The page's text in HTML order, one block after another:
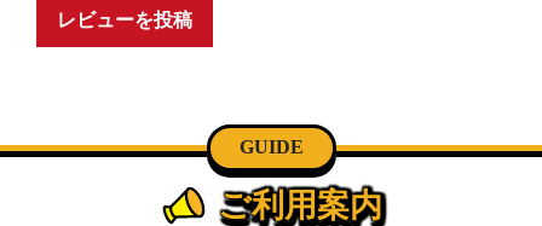
レビューを投稿
GUIDE
ご利用案内